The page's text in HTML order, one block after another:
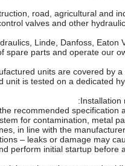
road, agricultural and
valves and other
Linde, Danfoss, Eaton
spare parts and operate our
units are covered by a
unit is tested on a dedicated
Installation